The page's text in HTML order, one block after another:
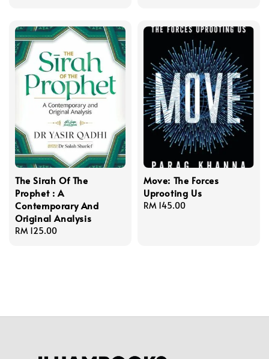
The Sirah Of The
Prophet : A
Contemporary And
Original Analysis
Regular
RM 125.00
Move: The Forces
Uprooting Us
Regular
RM 145.00